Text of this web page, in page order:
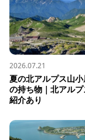
2026.07.21
夏の北アルプス山
の持ち物｜北アル
紹介あり